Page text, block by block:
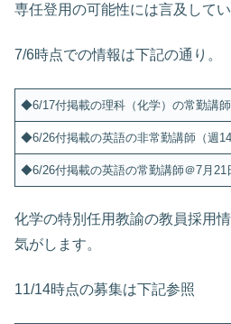
専任登用の可能性には言及してい
7/6時点での情報は下記の通り。
◆6/17付掲載の理科（化学）の常勤講
◆6/26付掲載の英語の非常勤講師（週
◆6/26付掲載の英語の常勤講師＠7月21
化学の特別任用教諭の教員採用
気がします。
11/14時点の募集は下記参照